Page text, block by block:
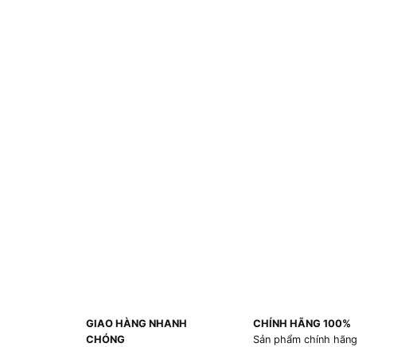
GIAO HÀNG NHANH
CHÓNG
CHÍNH HÃNG 100%
Sản phẩm chính hãng